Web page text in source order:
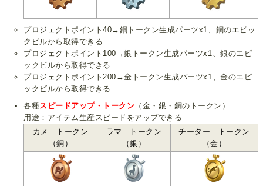
プロジェクトポイント40→銅トークン生成パーツx1、銅のエピッ
クビルから取得できる
プロジェクトポイント100→銀トークン生成パーツx1、銀のエピ
ックビルから取得できる
プロジェクトポイント200→金トークン生成パーツx1、金のエピ
ックビルから取得できる
各種スピードアップ・トークン （金・銀・銅のトークン）
用途：アイテム生産スピードをアップできる
カメ トークン
（銅）
ラマ トークン
（銀）
チーター トークン
（金）